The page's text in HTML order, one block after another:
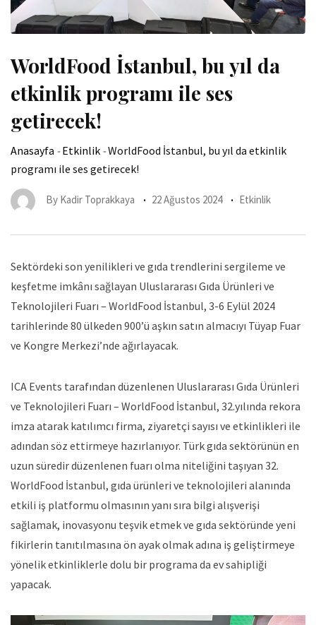
WorldFood İstanbul, bu yıl da
etkinlik programı ile ses
getirecek!
Anasayfa -Etkinlik -WorldFood İstanbul, bu yıl da etkinlik
programı ile ses getirecek!
By Kadir Toprakkaya 22 Ağustos 2024 Etkinlik
Sektördeki son yenilikleri ve gıda trendlerini sergileme ve
keşfetme imkânı sağlayan Uluslararası Gıda Ürünleri ve
Teknolojileri Fuarı – WorldFood İstanbul, 3-6 Eylül 2024
tarihlerinde 80 ülkeden 900’ü aşkın satın almacıyı Tüyap Fuar
ve Kongre Merkezi’nde ağırlayacak.
ICA Events tarafından düzenlenen Uluslararası Gıda Ürünleri
ve Teknolojileri Fuarı – WorldFood İstanbul, 32.yılında rekora
imza atarak katılımcı firma, ziyaretçi sayısı ve etkinlikleri ile
adından söz ettirmeye hazırlanıyor. Türk gıda sektörünün en
uzun süredir düzenlenen fuarı olma niteliğini taşıyan 32.
WorldFood İstanbul, gıda ürünleri ve teknolojileri alanında
etkili iş platformu olmasının yanı sıra bilgi alışverişi
sağlamak, inovasyonu teşvik etmek ve gıda sektöründe yeni
fikirlerin tanıtılmasına ön ayak olmak adına iş geliştirmeye
yönelik etkinliklerle dolu bir programa da ev sahipliği
yapacak.